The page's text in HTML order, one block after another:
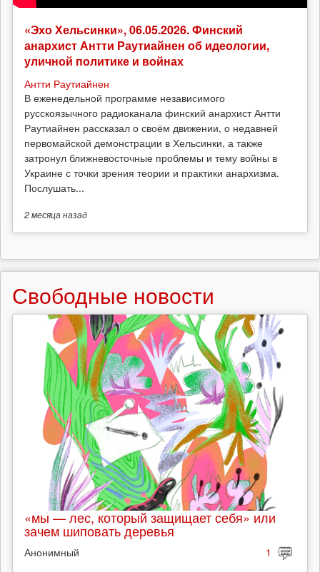
«Эхо Хельсинки», 06.05.2026. Финский
анархист Антти Раутиайнен об идеологии,
уличной политике и войнах
Антти Раутиайнен
В еженедельной программе независимого
русскоязычного радиоканала финский анархист Антти
Раутиайнен рассказал о своём движении, о недавней
первомайской демонстрации в Хельсинки, а также
затронул ближневосточные проблемы и тему войны в
Украине с точки зрения теории и практики анархизма.
Послушать...
2 месяцаназад
Свободные новости
«мы — лес, который защищает себя» или
зачем шиповать деревья
Анонимный 1